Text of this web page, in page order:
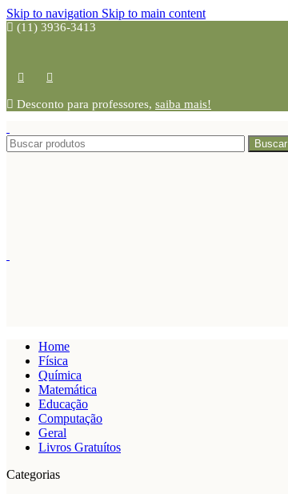
Skip to navigation Skip to main content
(11) 3936-3413
Desconto para professores, saiba mais!
Buscar
Home
Física
Química
Matemática
Educação
Computação
Geral
Livros Gratuítos
Categorias